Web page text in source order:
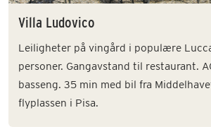
Villa Ludovico
Leiligheter på vingård i populære
personer. Gangavstand til restaurant.
basseng. 35 min med bil fra
flyplassen i Pisa.